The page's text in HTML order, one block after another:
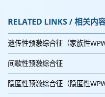
RELATED LINKS / 相关内
遗传性预激综合征（家族性
间歇性预激综合征
隐匿性预激综合征（隐匿性